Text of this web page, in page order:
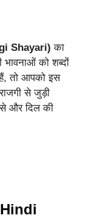
Shayari)का
को शब्दों
तो आपको इस
से जुड़ी
और दिल की